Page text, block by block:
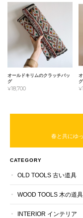
オールドキリムのクラッチバッ
グ
¥18,700
グ
春と共にゆ
CATEGORY
OLD TOOLS 古い道具
WOOD TOOLS 木の道具
INTERIOR インテリア